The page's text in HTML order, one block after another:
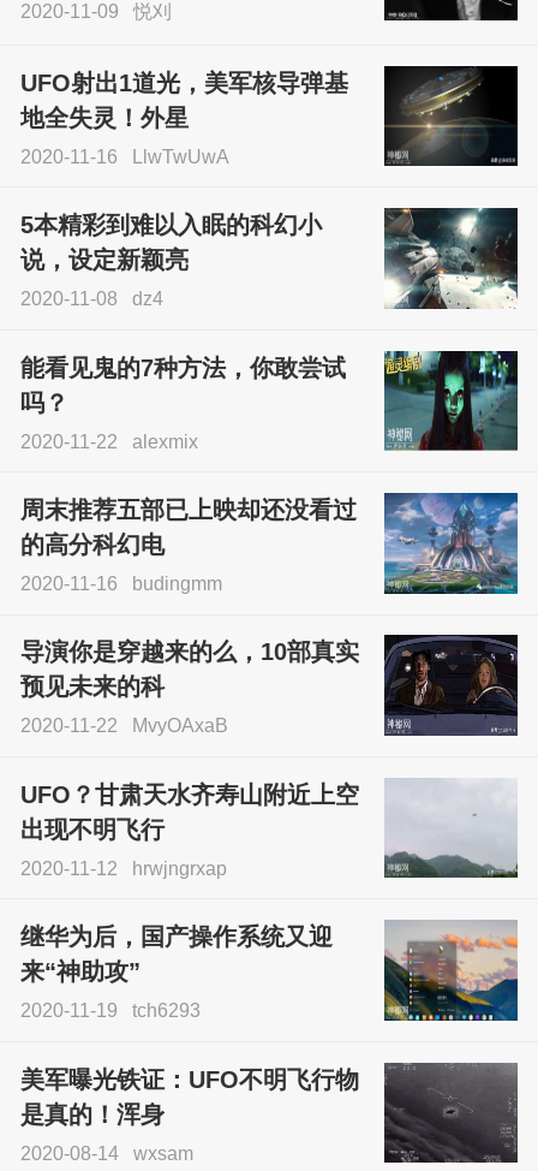
2020-11-09 悦刈
UFO射出1道光，美军核导弹基
地全失灵！外星
2020-11-16 LlwTwUwA
5本精彩到难以入眠的科幻小
说，设定新颖亮
2020-11-08 dz4
能看见鬼的7种方法，你敢尝试
吗？
2020-11-22 alexmix
周末推荐五部已上映却还没看过
的高分科幻电
2020-11-16 budingmm
导演你是穿越来的么，10部真实
预见未来的科
2020-11-22 MvyOAxaB
UFO？甘肃天水齐寿山附近上空
出现不明飞行
2020-11-12 hrwjngrxap
继华为后，国产操作系统又迎
来“神助攻”
2020-11-19 tch6293
美军曝光铁证：UFO不明飞行物
是真的！浑身
2020-08-14 wxsam